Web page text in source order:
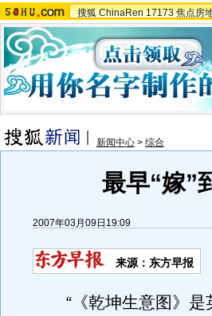
搜狐 ChinaRen 17173 焦点房
新闻中心 > 综合
最早“嫁”
2007年03月09日19:09
来源：东方早报
“《乾坤生意图》是